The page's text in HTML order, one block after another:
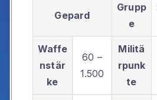
Gepard
Grupp
e
Waffe
nstär
ke
60 –
1.500
Militä
rpunk
te